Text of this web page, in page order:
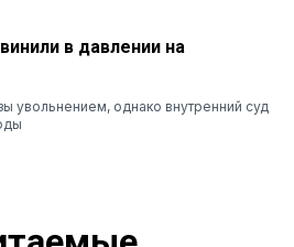
в давлении на
увольнением, однако внутренний суд